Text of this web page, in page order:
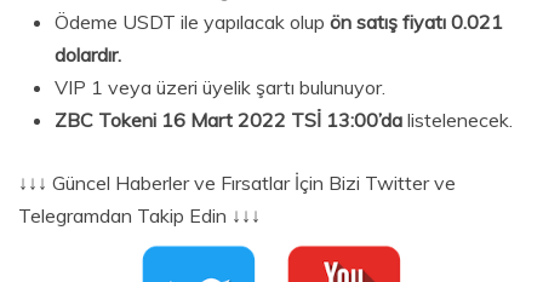
Ödeme USDT ile yapılacak olup ön satış fiyatı 0.021
dolardır.
VIP 1 veya üzeri üyelik şartı bulunuyor.
ZBC Tokeni 16 Mart 2022 TSİ 13:00’da listelenecek.
↓↓↓ Güncel Haberler ve Fırsatlar İçin Bizi Twitter ve
Telegramdan Takip Edin ↓↓↓